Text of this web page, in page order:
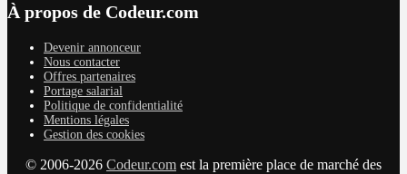
À propos de Codeur.com
Devenir annonceur
Nous contacter
Offres partenaires
Portage salarial
Politique de confidentialité
Mentions légales
Gestion des cookies
© 2006-2026 Codeur.com est la première place de marché des